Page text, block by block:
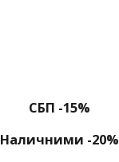
СБП -15%
Наличними -20%